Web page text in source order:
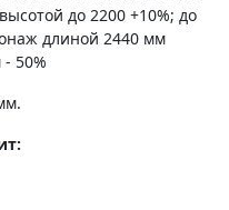
до 2200 +10%; до
длиной 2440 мм
50%